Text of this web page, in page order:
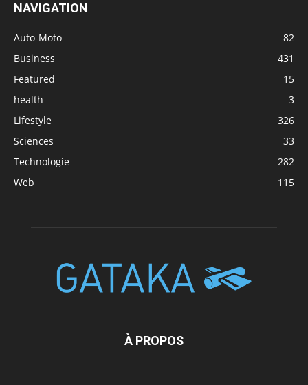
NAVIGATION
Auto-Moto
82
Business
431
Featured
15
health
3
Lifestyle
326
Sciences
33
Technologie
282
Web
115
À PROPOS